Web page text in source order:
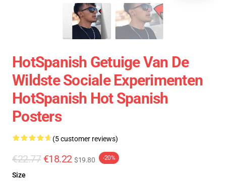
HotSpanish Getuige Van De
Wildste Sociale Experimenten
HotSpanish Hot Spanish
Posters
(5 customer reviews)
€22.77 €18.22 $19.80 -20%
Size